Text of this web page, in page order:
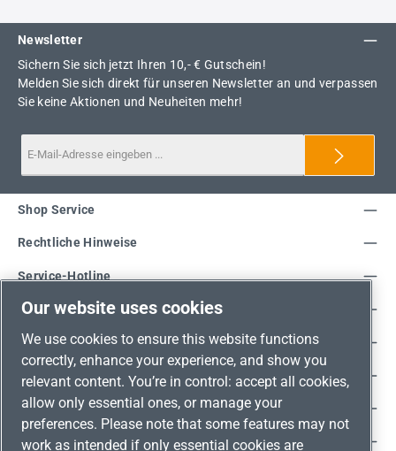
Newsletter
Sichern Sie sich jetzt Ihren 10,- € Gutschein!
Melden Sie sich direkt für unseren Newsletter an und verpassen
Sie keine Aktionen und Neuheiten mehr!
Service-Hotline
Shop Service
Rechtliche Hinweise
Unsere Vorteile
Versandarten
Zahlungsarten
Adresse
Umweltschutz & Partnerschaft
Our website uses cookies
We use cookies to ensure this website functions
correctly, enhance your experience, and show you
relevant content. You’re in control: accept all cookies,
allow only essential ones, or manage your
preferences. Please note that some features may not
work as intended if only essential cookies are